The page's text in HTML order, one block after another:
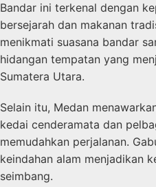
Bandar ini terkenal dengan
bersejarah dan makanan
menikmati suasana bandar
hidangan tempatan yang
Sumatera Utara.
Selain itu, Medan
kedai cenderamata dan
memudahkan perjalanan.
keindahan alam menjadikan
seimbang.